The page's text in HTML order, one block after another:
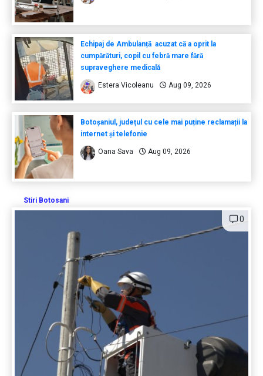
Echipaj de Ambulanță acuzat că a oprit la
cumpărături, copil cu febră mare fără
supraveghere medicală
Estera Vicoleanu Aug 09, 2026
Botoșaniul, județul cu cele mai puține reclamații la
internet și telefonie
Oana Sava Aug 09, 2026
Stiri Botosani
0